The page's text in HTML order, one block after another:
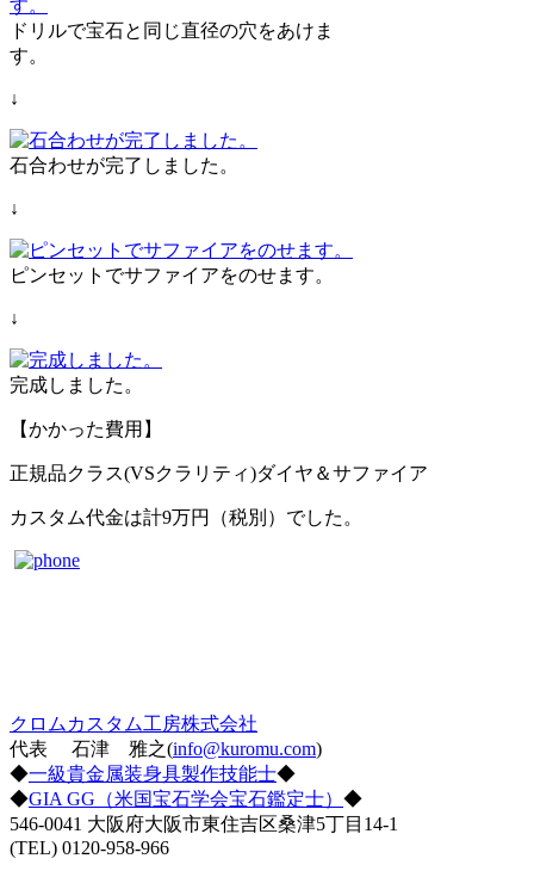
ドリルで宝石と同じ直径の穴をあけま
す。
↓
石合わせが完了しました。
↓
ピンセットでサファイアをのせます。
↓
完成しました。
【かかった費用】
正規品クラス(VSクラリティ)ダイヤ＆サファイア
カスタム代金は計9万円（税別）でした。
クロムカスタム工房株式会社
代表 石津 雅之(info@kuromu.com)
◆一級貴金属装身具製作技能士◆
◆GIA GG（米国宝石学会宝石鑑定士） ◆
546-0041 大阪府大阪市東住吉区桑津5丁目14-1
(TEL) 0120-958-966